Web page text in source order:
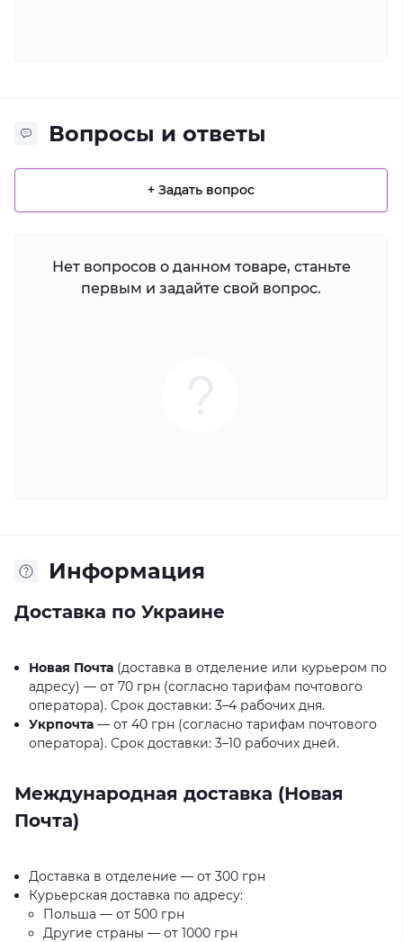
Вопросы и ответы
+ Задать вопрос
Нет вопросов о данном товаре, станьте
первым и задайте свой вопрос.
Информация
Доставка по Украине
Новая Почта (доставка в отделение или курьером по
адресу) — от 70 грн (согласно тарифам почтового
оператора). Срок доставки: 3–4 рабочих дня.
Укрпочта — от 40 грн (согласно тарифам почтового
оператора). Срок доставки: 3–10 рабочих дней.
Международная доставка (Новая
Почта)
Доставка в отделение — от 300 грн
Курьерская доставка по адресу:
Польша — от 500 грн
Другие страны — от 1000 грн